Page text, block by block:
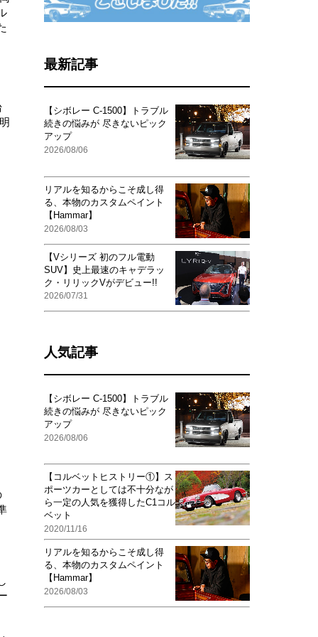
最新記事
【シボレー C-1500】トラブル
続きの悩みが 尽きないピック
アップ
2026/08/06
リアルを知るからこそ成し得
る、本物のカスタムペイント
【Hammar】
2026/08/03
【Vシリーズ 初のフル電動
SUV】史上最速のキャデラッ
ク・リリックVがデビュー!!
2026/07/31
人気記事
【シボレー C-1500】トラブル
続きの悩みが 尽きないピック
アップ
2026/08/06
【コルベットヒストリー①】ス
ポーツカーとしては不十分なが
ら一定の人気を獲得したC1コル
ベット
2020/11/16
リアルを知るからこそ成し得
る、本物のカスタムペイント
【Hammar】
2026/08/03